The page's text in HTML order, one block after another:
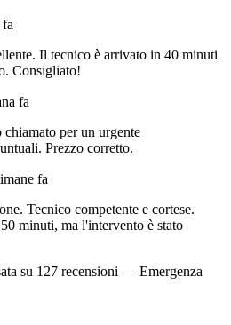
Il tecnico è arrivato in 40 minuti
Consigliato!
fa
per un urgente
Prezzo corretto.
fa
Tecnico competente e cortese.
minuti, ma l'intervento è stato
su 127 recensioni — Emergenza